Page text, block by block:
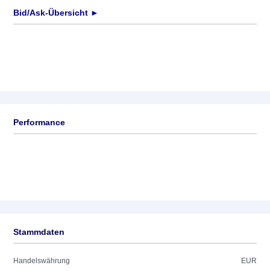
Bid/Ask-Übersicht ►
Performance
Stammdaten
Handelswährung EUR